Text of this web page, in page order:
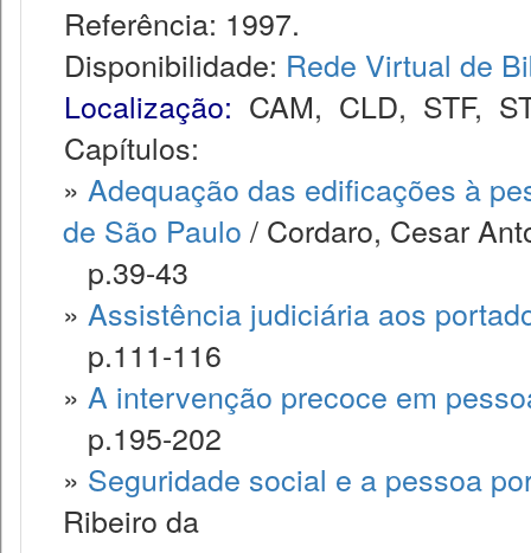
Referência: 1997.
Disponibilidade: Rede Virtual de
Localização: CAM, CLD, STF,
Capítulos:
» Adequação das edificações à
de São Paulo / Cordaro, Cesar
p.39-43
» Assistência judiciária aos
p.111-116
» A intervenção precoce em
p.195-202
» Seguridade social e a pessoa
Ribeiro da